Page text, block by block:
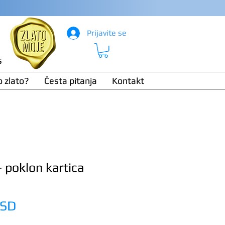
Prijavite se
zlato? Česta pitanja Kontakt
poklon kartica